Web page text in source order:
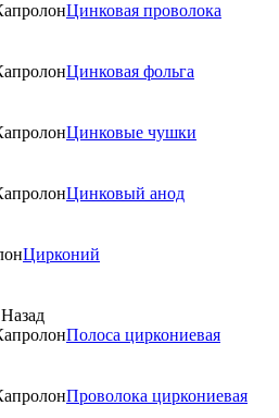
Цинковая проволока
Цинковая фольга
Цинковые чушки
Цинковый анод
Цирконий
Назад
Полоса циркониевая
Проволока циркониевая